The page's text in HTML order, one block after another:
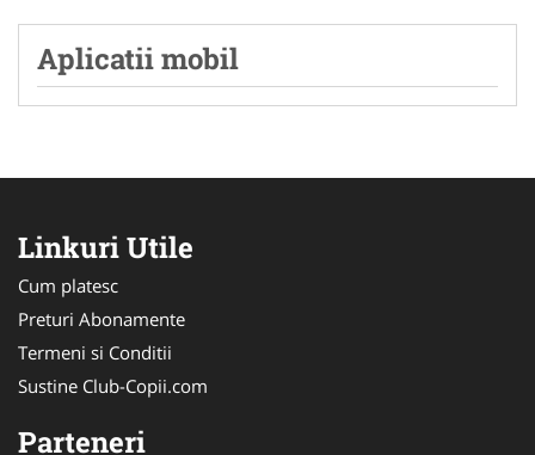
Aplicatii mobil
Linkuri Utile
Cum platesc
Preturi Abonamente
Termeni si Conditii
Sustine Club-Copii.com
Parteneri